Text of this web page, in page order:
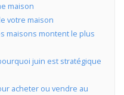
maison
votre maison
maisons montent le plus
juin est stratégique
acheter ou vendre au